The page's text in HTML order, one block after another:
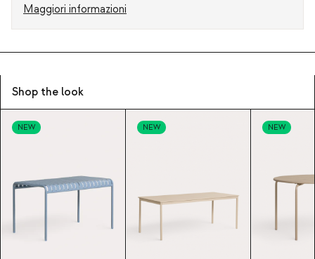
Maggiori informazioni
Shop the look
NEW NEW NEW